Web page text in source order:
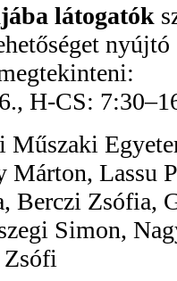
látogatók
H-CS:
Műszaki
Márton, Lassu
Berczi Zsófia,
Simon,
Zsófi